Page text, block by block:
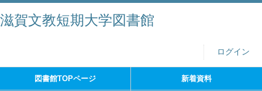
滋賀文教短期大学図書館
ログイン
図書館TOPページ 新着資料